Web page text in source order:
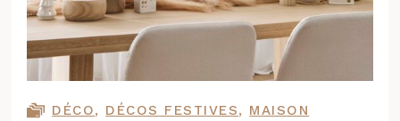
DÉCO, DÉCOS FESTIVES, MAISON